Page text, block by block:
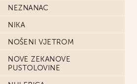
NEZNANAC
NIKA
NOŠENI VJETROM
NOVE ZEKANOVE
PUSTOLOVINE